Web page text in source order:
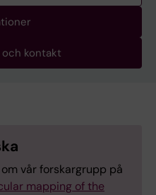
kontakt
vår forskargrupp på
mapping of the